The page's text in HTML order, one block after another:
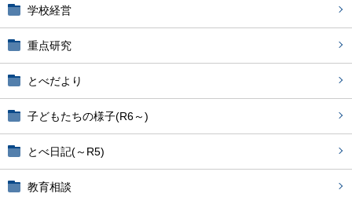
学校経営
重点研究
とべだより
子どもたちの様子(R6～)
とべ日記(～R5)
教育相談